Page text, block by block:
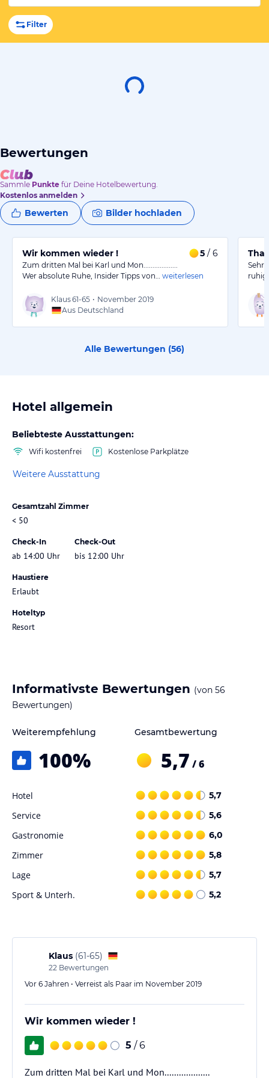
Filter
Bewertungen
Sammle Punkte für Deine Hotelbewertung.
Kostenlos anmelden
Bewerten Bilder hochladen
Wir kommen wieder ! 5 / 6
Zum dritten Mal bei Karl und Mon...................
Wer absolute Ruhe, Insider Tipps von…
weiterlesen
Klaus61-65 • November 2019
Aus Deutschland
Sehr
Alle Bewertungen (56)
Hotel allgemein
Beliebteste Ausstattungen:
Wifi kostenfrei Kostenlose Parkplätze
Weitere Ausstattung
Gesamtzahl Zimmer
< 50
Check-In
ab 14:00 Uhr
Check-Out
bis 12:00 Uhr
Haustiere
Erlaubt
Hoteltyp
Resort
Informativste Bewertungen (von 56
Bewertungen)
Weiterempfehlung
100%
Gesamtbewertung
5,7 / 6
Hotel 5,7
Service 5,6
Gastronomie 6,0
Zimmer 5,8
Lage 5,7
Sport & Unterh. 5,2
Klaus (61-65)
22 Bewertungen
Vor 6 Jahren • Verreist als Paar im November 2019
Wir kommen wieder !
5 / 6
Zum dritten Mal bei Karl und Mon...................